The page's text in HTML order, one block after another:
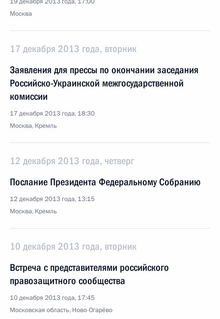
Москва
17 декабря 2013 года, вторник
Заявления для прессы по окончании заседания
Российско-Украинской межгосударственной
комиссии
17 декабря 2013 года, 18:30
Москва, Кремль
12 декабря 2013 года, четверг
Послание Президента Федеральному Собранию
12 декабря 2013 года, 13:15
Москва, Кремль
10 декабря 2013 года, вторник
Встреча с представителями российского
правозащитного сообщества
10 декабря 2013 года, 17:45
Московская область, Ново-Огарёво